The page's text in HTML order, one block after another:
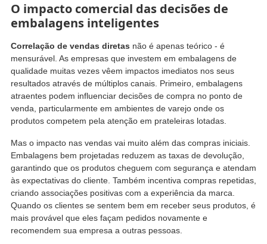
O impacto comercial das decisões de
embalagens inteligentes
Correlação de vendas diretas não é apenas teórico - é
mensurável. As empresas que investem em embalagens de
qualidade muitas vezes vêem impactos imediatos nos seus
resultados através de múltiplos canais. Primeiro, embalagens
atraentes podem influenciar decisões de compra no ponto de
venda, particularmente em ambientes de varejo onde os
produtos competem pela atenção em prateleiras lotadas.
Mas o impacto nas vendas vai muito além das compras iniciais.
Embalagens bem projetadas reduzem as taxas de devolução,
garantindo que os produtos cheguem com segurança e atendam
às expectativas do cliente. Também incentiva compras repetidas,
criando associações positivas com a experiência da marca.
Quando os clientes se sentem bem em receber seus produtos, é
mais provável que eles façam pedidos novamente e
recomendem sua empresa a outras pessoas.